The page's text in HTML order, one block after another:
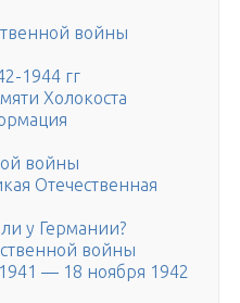
войны
1944 гг
Холокоста
войны
Отечественная
у Германии?
войны
— 18 ноября 1942